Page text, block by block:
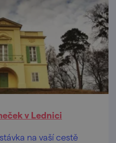
v Lednici
na vaší cestě